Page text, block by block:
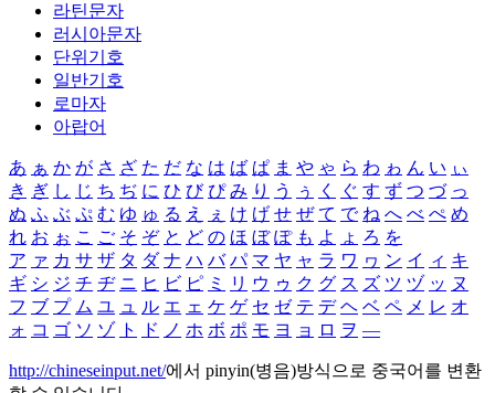
라틴문자
러시아문자
단위기호
일반기호
로마자
아랍어
あ ぁ か が さ ざ た だ な は ば ぱ ま や ゃ ら わ ゎ ん い ぃ
き ぎ し じ ち ぢ に ひ び ぴ み り う ぅ く ぐ す ず つ づ っ
ぬ ふ ぶ ぷ む ゆ ゅ る え ぇ け げ せ ぜ て で ね へ べ ぺ め
れ お ぉ こ ご そ ぞ と ど の ほ ぼ ぽ も よ ょ ろ を
ア ァ カ サ ザ タ ダ ナ ハ バ パ マ ヤ ャ ラ ワ ヮ ン イ ィ キ
ギ シ ジ チ ヂ ニ ヒ ビ ピ ミ リ ウ ゥ ク グ ス ズ ツ ヅ ッ ヌ
フ ブ プ ム ユ ュ ル エ ェ ケ ゲ セ ゼ テ デ ヘ ベ ペ メ レ オ
ォ コ ゴ ソ ゾ ト ド ノ ホ ボ ポ モ ヨ ョ ロ ヲ ―
http://chineseinput.net/에서 pinyin(병음)방식으로 중국어를 변환